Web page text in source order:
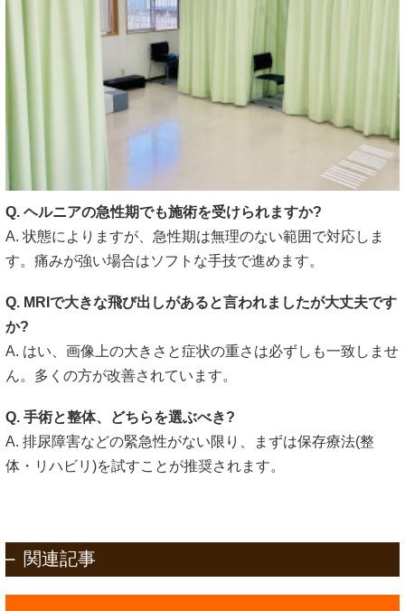
Q. ヘルニアの急性期でも施術を受けられますか?
A. 状態によりますが、急性期は無理のない範囲で対応しま
す。痛みが強い場合はソフトな手技で進めます。
Q. MRIで大きな飛び出しがあると言われましたが大丈夫です
か?
A. はい、画像上の大きさと症状の重さは必ずしも一致しませ
ん。多くの方が改善されています。
Q. 手術と整体、どちらを選ぶべき?
A. 排尿障害などの緊急性がない限り、まずは保存療法(整
体・リハビリ)を試すことが推奨されます。
関連記事